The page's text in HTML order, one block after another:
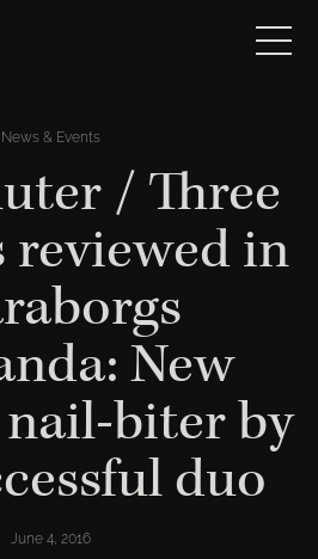
News & Events
/ Three
in
New
biter by
duo
June 4, 2016